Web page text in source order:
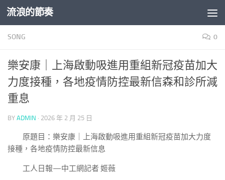
Skip to content
流浪的節奏
SONG 0
樂安康｜上海啟動吸進用重組新冠疫苗加大
力度接種，各地疫情防控最新信森和診所減
重息
BY ADMIN · 2026 年 2 月 25 日
原題目：樂安康｜上海啟動吸進用重組新冠疫苗加大力度
接種，各地疫情防控最新信息
工人日報—中工網記者 姬薇